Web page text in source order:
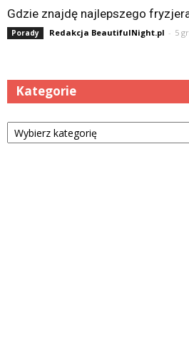
Gdzie znajdę najlepszego
Porady Redakcja BeautifulNight.pl - 5
Kategorie
Kategorie